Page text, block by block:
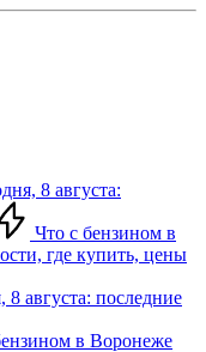
8 августа:
Что с бензином в
где купить, цены
8 августа: последние
в Воронеже